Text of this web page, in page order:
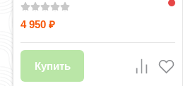
4 950₽
Купить